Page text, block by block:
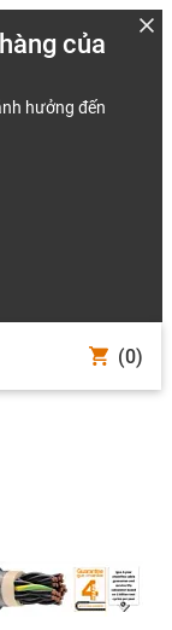
của
hưởng đến
(0)